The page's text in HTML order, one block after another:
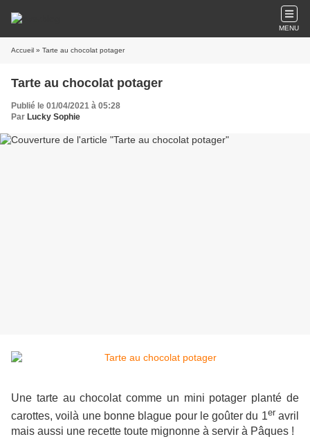
MENU
Accueil » Tarte au chocolat potager
Tarte au chocolat potager
Publié le 01/04/2021 à 05:28
Par Lucky Sophie
Une tarte au chocolat comme un mini potager planté de
carottes, voilà une bonne blague pour le goûter du 1er avril
mais aussi une recette toute mignonne à servir à Pâques !